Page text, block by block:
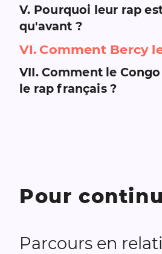
V. Pourquoi leur rap
qu'avant ?
VI. Comment Bercy
VII. Comment le
le rap français ?
Pour
Parcours en